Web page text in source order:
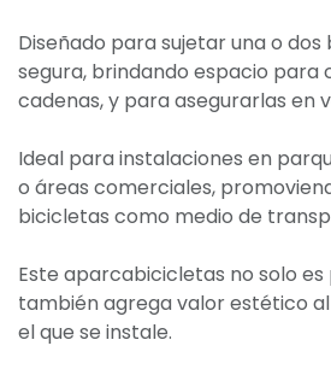
Diseñado para sujetar una o
segura, brindando espacio para
cadenas, y para asegurarlas en
Ideal para instalaciones en
o áreas comerciales,
bicicletas como medio de
Este aparcabicicletas no solo
también agrega valor estético
el que se instale.